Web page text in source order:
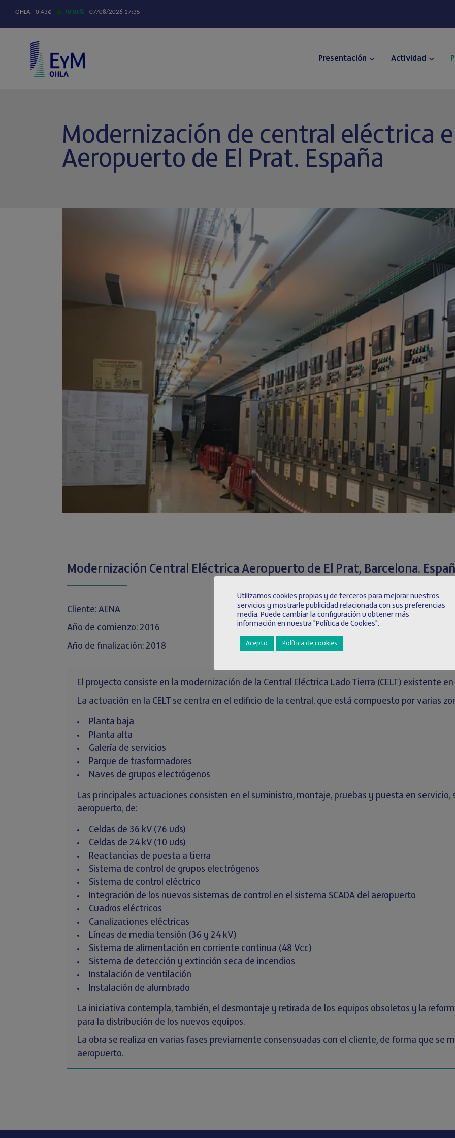
Presentación Actividad
Modernización de central eléctrica
Aeropuerto de El Prat. España
Modernización Central Eléctrica Aeropuerto de El Prat, Barcelona.
Cliente: AENA
Año de comienzo: 2016
Año de finalización: 2018
El proyecto consiste en la modernización de la Central Eléctrica Lado Tierra (CELT) existente
La actuación en la CELT se centra en el edificio de la central, que está compuesto por varias
Planta baja
Planta alta
Galería de servicios
Parque de trasformadores
Naves de grupos electrógenos
Las principales actuaciones consisten en el suministro, montaje, pruebas y puesta en
aeropuerto, de:
Celdas de 36 kV (76 uds)
Celdas de 24 kV (10 uds)
Reactancias de puesta a tierra
Sistema de control de grupos electrógenos
Sistema de control eléctrico
Integración de los nuevos sistemas de control en el sistema SCADA del aeropuerto
Cuadros eléctricos
Canalizaciones eléctricas
Líneas de media tensión (36 y 24 kV)
Sistema de alimentación en corriente continua (48 Vcc)
Sistema de detección y extinción seca de incendios
Instalación de ventilación
Instalación de alumbrado
La iniciativa contempla, también, el desmontaje y retirada de los equipos obsoletos y la
para la distribución de los nuevos equipos.
La obra se realiza en varias fases previamente consensuadas con el cliente, de forma que se
aeropuerto.
Utilizamos cookies propias y de terceros para mejorar nuestros
servicios y mostrarle publicidad relacionada con sus preferencias
media. Puede cambiar la configuración u obtener más
información en nuestra "Política de Cookies".
Acepto Política de cookies